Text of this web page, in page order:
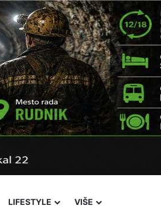
LIFESTYLE VIŠE